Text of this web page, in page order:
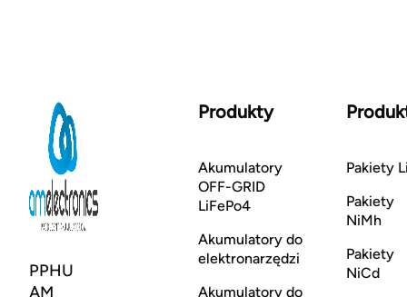
PPHU
AM
Produkty
Akumulatory
OFF-GRID
LiFePo4
Akumulatory do
elektronarzędzi
Akumulatory do
Pakiety
Pakiety
NiMh
Pakiety
NiCd